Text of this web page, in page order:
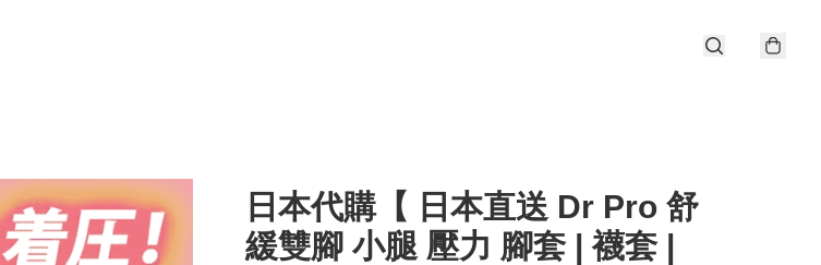
日本代購【 日本直送 Dr Pro 舒
緩雙腳 小腿 壓力 腳套 | 襪套 |